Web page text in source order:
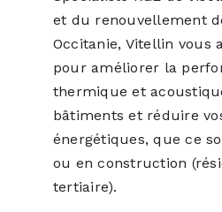
et du renouvellement
Occitanie, Vitellin vous
pour améliorer la
thermique et
bâtiments et réduire
énergétiques, que ce
ou en construction
tertiaire).